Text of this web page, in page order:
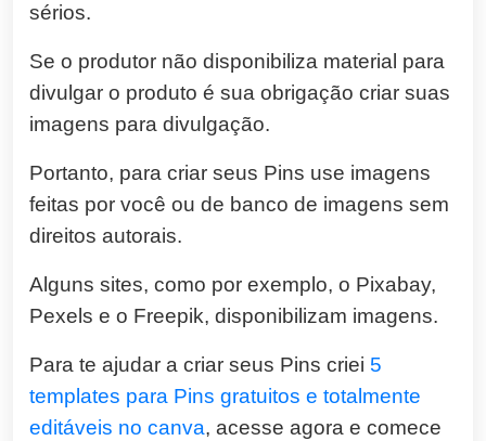
sérios.
Se o produtor não disponibiliza material para
divulgar o produto é sua obrigação criar suas
imagens para divulgação.
Portanto, para criar seus Pins use imagens
feitas por você ou de banco de imagens sem
direitos autorais.
Alguns sites, como por exemplo, o Pixabay,
Pexels e o Freepik, disponibilizam imagens.
Para te ajudar a criar seus Pins criei 5
templates para Pins gratuitos e totalmente
editáveis no canva, acesse agora e comece